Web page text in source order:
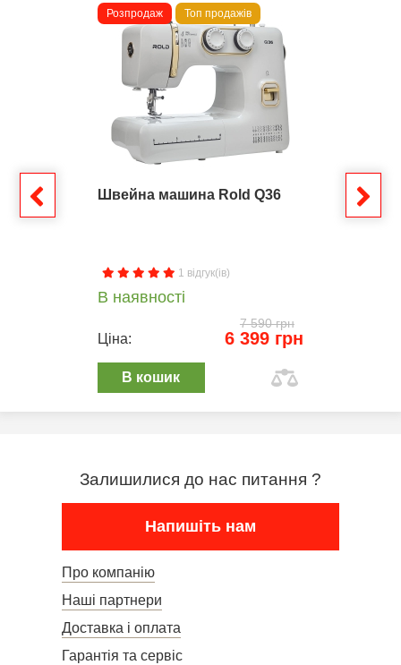
Розпродаж Топ продажів
Швейна машина Rold Q36
1 відгук(ів)
В наявності
7 590 грн
Ціна: 6 399 грн
В кошик
Залишилися до нас питання ?
Напишіть нам
Про компанію
Наші партнери
Доставка і оплата
Гарантія та сервіс